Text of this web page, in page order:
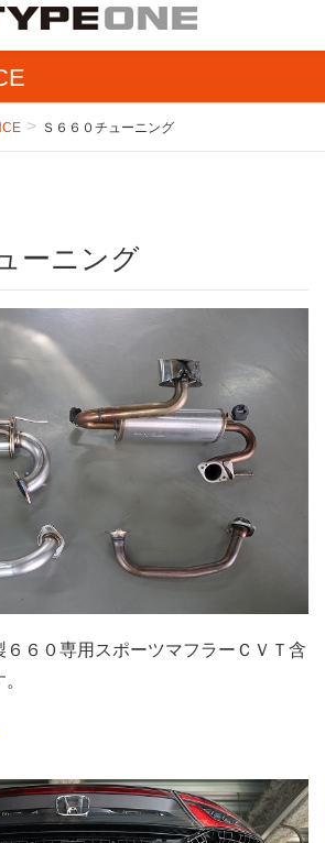
Ｓ６６０チューニング
ューニング
６６０専用スポーツマフラーＣＶＴ含